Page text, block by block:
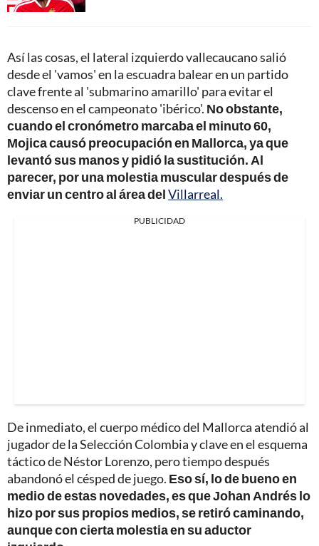
Así las cosas, el lateral izquierdo vallecaucano salió
desde el 'vamos' en la escuadra balear en un partido
clave frente al 'submarino amarillo' para evitar el
descenso en el campeonato 'ibérico'. No obstante,
cuando el cronómetro marcaba el minuto 60,
Mojica causó preocupación en Mallorca, ya que
levantó sus manos y pidió la sustitución. Al
parecer, por una molestia muscular después de
enviar un centro al área delVillarreal.
PUBLICIDAD
De inmediato, el cuerpo médico del Mallorca atendió al
jugador de la Selección Colombia y clave en el esquema
táctico de Néstor Lorenzo, pero tiempo después
abandonó el césped de juego. Eso sí, lo de bueno en
medio de estas novedades, es que Johan Andrés lo
hizo por sus propios medios, se retiró caminando,
aunque con cierta molestia en su aductor